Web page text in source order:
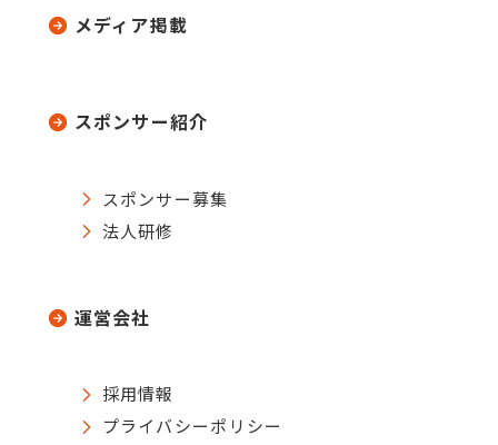
メディア掲載
スポンサー紹介
スポンサー募集
法人研修
運営会社
採用情報
プライバシーポリシー